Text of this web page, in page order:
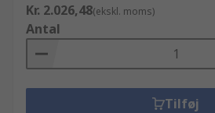
Kr. 2.026,48(ekskl. moms)
Antal
Tilføj